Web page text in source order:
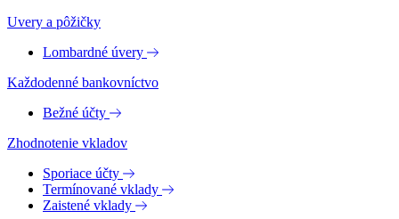
Uvery a pôžičky
Lombardné úvery
Každodenné bankovníctvo
Bežné účty
Zhodnotenie vkladov
Sporiace účty
Termínované vklady
Zaistené vklady